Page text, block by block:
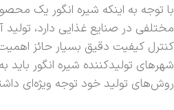
با توجه به اینکه شیره انگور یک
مختلفی در صنایع غذایی دارد، تولید
کنترل کیفیت دقیق بسیار حائز
شهرهای تولیدکننده شیره انگور
روش‌های تولید خود توجه ویژه‌ای